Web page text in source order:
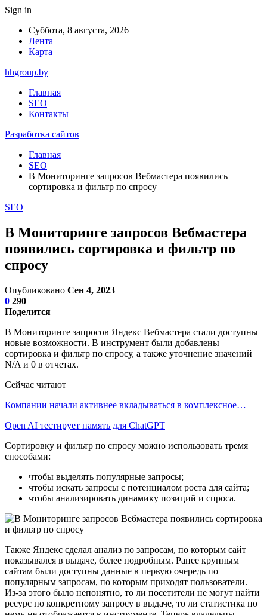
Sign in
Суббота, 8 августа, 2026
Лента
Карта
hhgroup.by
Главная
SEO
Контакты
Разработка сайтов
Главная
SEO
В Мониторинге запросов Вебмастера появились
сортировка и фильтр по спросу
SEO
В Мониторинге запросов Вебмастера
появились сортировка и фильтр по
спросу
Опубликовано Сен 4, 2023
0 290
Поделится
В Мониторинге запросов Яндекс Вебмастера стали доступны
новые возможности. В инструмент были добавлены
сортировка и фильтр по спросу, а также уточнение значений
N/A и 0 в отчетах.
Сейчас читают
Компании начали активнее вкладываться в комплексное…
Open AI тестирует память для ChatGPT
Сортировку и фильтр по спросу можно использовать тремя
способами:
чтобы выделять популярные запросы;
чтобы искать запросы с потенциалом роста для сайта;
чтобы анализировать динамику позиций и спроса.
Также Яндекс сделал анализ по запросам, по которым сайт
показывался в выдаче, более подробным. Ранее крупным
сайтам были доступны данные в первую очередь по
популярным запросам, по которым приходят пользователи.
Из-за этого было непонятно, то ли посетители не могут найти
ресурс по конкретному запросу в выдаче, то ли статистика по